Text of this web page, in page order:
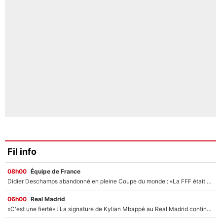
Fil info
08h00 Équipe de France
Didier Deschamps abandonné en pleine Coupe du monde : «La FFF était déjà passée à Zinedine Zidane»
06h00 Real Madrid
«C'est une fierté» : La signature de Kylian Mbappé au Real Madrid continue de régaler l'Espagne